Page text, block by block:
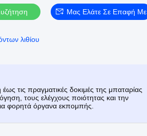
Μας Ελάτε Σε Επαφή Με
λιθίου
τις πραγματικές δοκιμές της μπαταρίας
τους ελέγχους ποιότητας και την
φορητά όργανα εκπομπής.